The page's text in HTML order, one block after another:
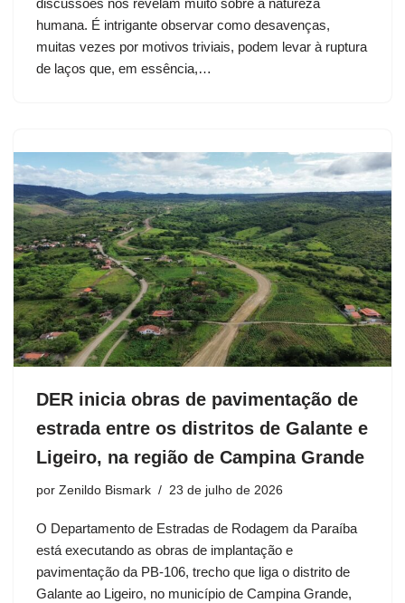
humana. É intrigante observar como desavenças,
muitas vezes por motivos triviais, podem levar à ruptura
de laços que, em essência,…
DER inicia obras de pavimentação de
estrada entre os distritos de Galante e
Ligeiro, na região de Campina Grande
por Zenildo Bismark 23 de julho de 2026
O Departamento de Estradas de Rodagem da Paraíba
está executando as obras de implantação e
pavimentação da PB-106, trecho que liga o distrito de
Galante ao Ligeiro, no município de Campina Grande,